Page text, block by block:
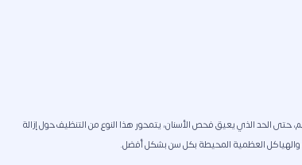
حتى الحد الذي يعيق فحص الأسنان، يتمحور هذا النوع من التنظيف حول إزالة
والهياكل العظمية المحيطة بكل سن بشكل أفضل.